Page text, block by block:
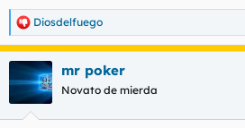
R
e
a
c
i
Diosdelfuego
mr poker
Novato de mierda